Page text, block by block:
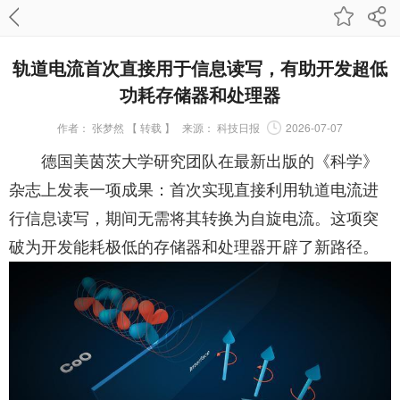
轨道电流首次直接用于信息读写，有助开发超低
功耗存储器和处理器
作者： 张梦然 【 转载 】 来源： 科技日报 2026-07-07
德国美茵茨大学研究团队在最新出版的《科学》
杂志上发表一项成果：首次实现直接利用轨道电流进
行信息读写，期间无需将其转换为自旋电流。这项突
破为开发能耗极低的存储器和处理器开辟了新路径。